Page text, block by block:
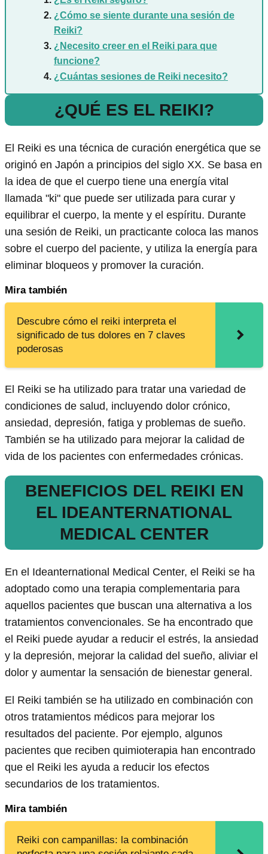
¿Cómo se siente durante una sesión de
Reiki?
¿Necesito creer en el Reiki para que
funcione?
¿Cuántas sesiones de Reiki necesito?
¿QUÉ ES EL REIKI?
El Reiki es una técnica de curación energética que se
originó en Japón a principios del siglo XX. Se basa en
la idea de que el cuerpo tiene una energía vital
llamada "ki" que puede ser utilizada para curar y
equilibrar el cuerpo, la mente y el espíritu. Durante
una sesión de Reiki, un practicante coloca las manos
sobre el cuerpo del paciente, y utiliza la energía para
eliminar bloqueos y promover la curación.
Mira también
Descubre cómo el reiki interpreta el
significado de tus dolores en 7 claves
poderosas
El Reiki se ha utilizado para tratar una variedad de
condiciones de salud, incluyendo dolor crónico,
ansiedad, depresión, fatiga y problemas de sueño.
También se ha utilizado para mejorar la calidad de
vida de los pacientes con enfermedades crónicas.
BENEFICIOS DEL REIKI EN
EL IDEANTERNATIONAL
MEDICAL CENTER
En el Ideanternational Medical Center, el Reiki se ha
adoptado como una terapia complementaria para
aquellos pacientes que buscan una alternativa a los
tratamientos convencionales. Se ha encontrado que
el Reiki puede ayudar a reducir el estrés, la ansiedad
y la depresión, mejorar la calidad del sueño, aliviar el
dolor y aumentar la sensación de bienestar general.
El Reiki también se ha utilizado en combinación con
otros tratamientos médicos para mejorar los
resultados del paciente. Por ejemplo, algunos
pacientes que reciben quimioterapia han encontrado
que el Reiki les ayuda a reducir los efectos
secundarios de los tratamientos.
Mira también
Reiki con campanillas: la combinación